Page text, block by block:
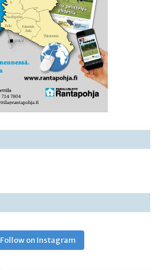
Follow on Instagram